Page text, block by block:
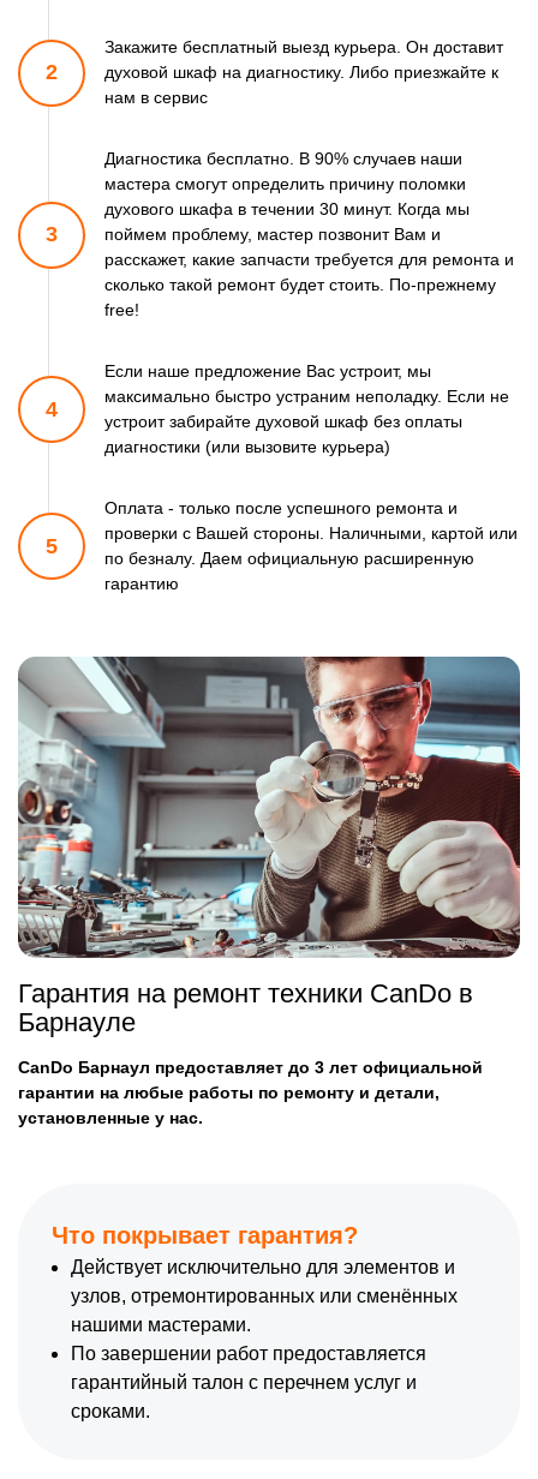
2
Закажите бесплатный выезд курьера. Он доставит
духовой шкаф на диагностику. Либо приезжайте к
нам в сервис
3
Диагностика бесплатно. В 90% случаев наши
мастера смогутопределить причину поломки
духового шкафа в течении 30 минут. Когда мы
поймем проблему, мастер позвонит Вам и
расскажет, какие запчасти требуется для ремонта и
сколько такой ремонтбудет стоить. По-прежнему
free!
4
Если наше предложение Вас устроит, мы
максимально быстро устраним неполадку. Если не
устроит забирайте духовой шкаф без оплаты
диагностики (или вызовите курьера)
5
Оплата - только после успешного ремонта и
проверки с Вашей стороны. Наличными, картой или
по безналу. Даем официальную расширенную
гарантию
Гарантия на ремонт техники CanDo в
Барнауле
CanDo Барнаул предоставляет до 3 лет официальной
гарантии на любые работы по ремонту и детали,
установленные у нас.
Что покрывает гарантия?
Действует исключительно для элементов и
узлов, отремонтированных или сменённых
нашими мастерами.
По завершении работ предоставляется
гарантийный талон с перечнем услуг и
сроками.